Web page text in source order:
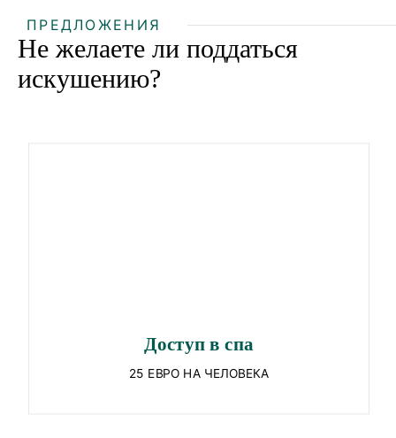
ПРЕДЛОЖЕНИЯ
Не желаете ли поддаться
искушению?
Доступ в спа
25 ЕВРО НА ЧЕЛОВЕКА